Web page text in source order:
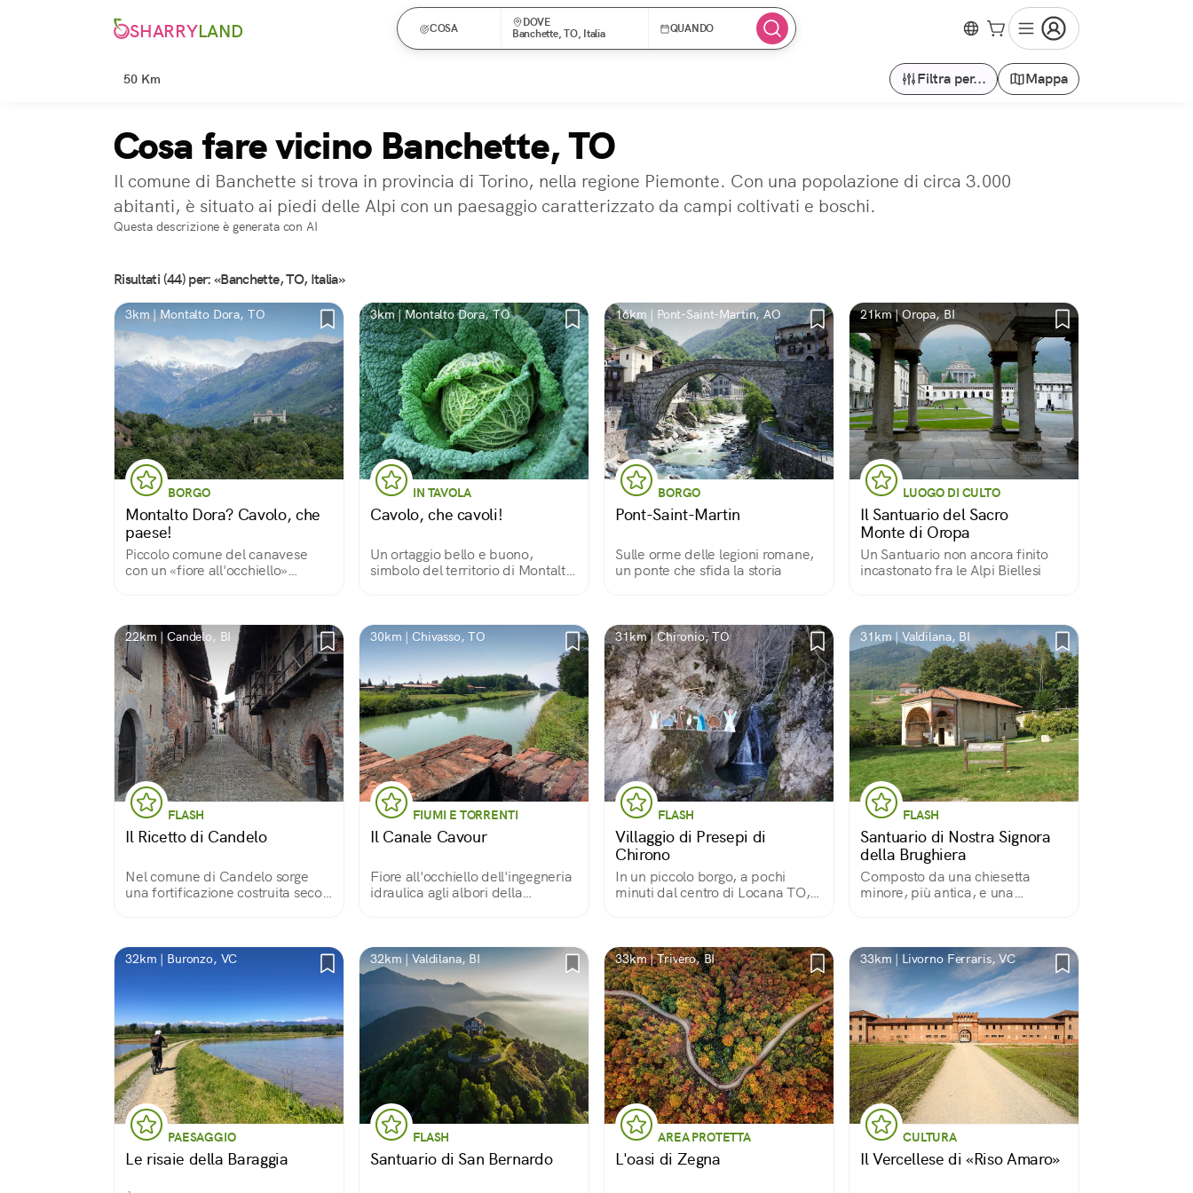
SHARRYLAND COSA
DOVE
Banchette, TO, Italia
QUANDO
50 Km Filtra per... Mappa
Cosa fare vicino Banchette, TO
Il comune di Banchette si trova in provincia di Torino, nella regione Piemonte. Con una popolazione di circa 3.000
abitanti, è situato ai piedi delle Alpi con un paesaggio caratterizzato da campi coltivati e boschi.
Questa descrizione è generata con AI
Risultati (44) per: «Banchette, TO, Italia»
3km | Montalto Dora, TO
BORGO
Montalto Dora? Cavolo, che
paese!
Piccolo comune del canavese
con un «fiore all'occhiello»
3km | Montalto Dora, TO
IN TAVOLA
Cavolo, che cavoli!
Un ortaggio bello e buono,
simbolo del territorio di Montalto
16km | Pont-Saint-Martin, AO
BORGO
Pont-Saint-Martin
Sulle orme delle legioni romane,
un ponte che sfida la storia
21km | Oropa, BI
LUOGO DI CULTO
Il Santuario del Sacro
Monte di Oropa
Un Santuario non ancora finito
incastonato fra le Alpi Biellesi
22km | Candelo, BI
FLASH
Il Ricetto di Candelo
Nel comune di Candelo sorge
una fortificazione costruita secoli
e stradine di un piccolo mondo
immutato
30km | Chivasso, TO
FIUMI E TORRENTI
Il Canale Cavour
Fiore all'occhiello dell'ingegneria
idraulica agli albori della
31km | Chironio, TO
FLASH
Villaggio di Presepi di
Chirono
In un piccolo borgo, a pochi
minuti dal centro di Locana TO,
svariati materiali.
31km | Valdilana, BI
FLASH
Santuario di Nostra Signora
della Brughiera
Composto da una chiesetta
minore, più antica, e una
passato di processioni finite male
ed eretici in fuga.
32km | Buronzo, VC
PAESAGGIO
Le risaie della Baraggia
32km | Valdilana, BI
FLASH
Santuario di San Bernardo
33km | Trivero, BI
AREA PROTETTA
L'oasi di Zegna
33km | Livorno Ferraris, VC
CULTURA
Il Vercellese di «Riso Amaro»